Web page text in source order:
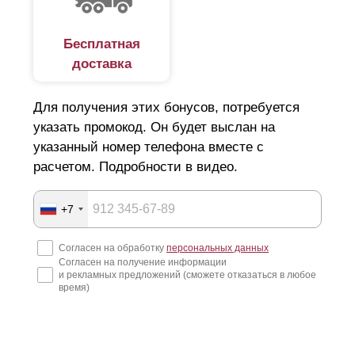
Бесплатная
доставка
Для получения этих бонусов, потребуется
указать промокод. Он будет выслан на
указанный номер телефона вместе с
расчетом. Подробности в видео.
+7
Согласен на обработку персональных данных
Согласен на получение информации
и рекламных предложений (сможете отказаться в любое
время)